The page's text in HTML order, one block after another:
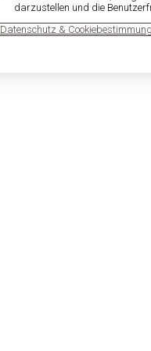
darzustellen und die
Datenschutz &